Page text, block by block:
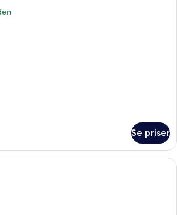
Se priser